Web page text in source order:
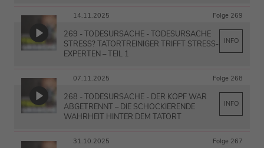
14.11.2025 Folge 269
269 - TODESURSACHE - TODESURSACHE
STRESS? TATORTREINIGER TRIFFT STRESS-
EXPERTEN – TEIL 1
INFO
07.11.2025 Folge 268
268 - TODESURSACHE - DER KOPF WAR
ABGETRENNT – DIE SCHOCKIERENDE
WAHRHEIT HINTER DEM TATORT
INFO
31.10.2025 Folge 267